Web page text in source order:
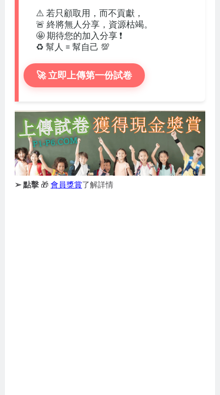
⚠️ 若只顧取用，而不貢獻，
🚨 終將無人分享，資源枯竭。
🤩 期待您的加入分享 ❗
♻️ 幫人 = 幫自己 💯
🚀 立即上傳第一份試卷
➢ 點擊 🎁 會員獎賞了解詳情